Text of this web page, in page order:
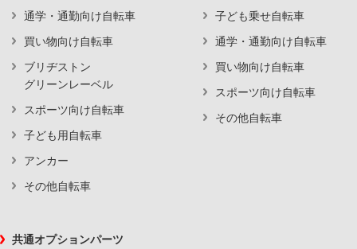
通学・通勤向け自転車
買い物向け自転車
ブリヂストン
グリーンレーベル
スポーツ向け自転車
子ども用自転車
アンカー
その他自転車
子ども乗せ自転車
通学・通勤向け自転車
買い物向け自転車
スポーツ向け自転車
その他自転車
共通オプションパーツ